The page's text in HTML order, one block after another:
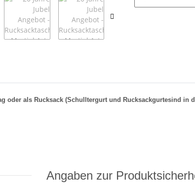
oder als Rucksack (Schulltergurt und Rucksackgurtesind in
Angaben zur